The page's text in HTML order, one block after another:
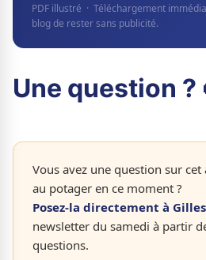
PDF illustré · Téléchargement
blog de rester sans publicité.
Une question ?
Vous avez une question sur
au potager en ce moment ?
Posez-la directement à Gilles
newsletter du samedi à partir
questions.